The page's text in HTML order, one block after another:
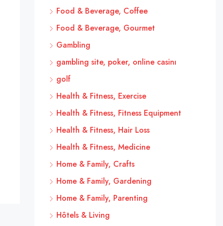
Food & Beverage, Coffee
Food & Beverage, Gourmet
Gambling
gambling site, poker, online casinı
golf
Health & Fitness, Exercise
Health & Fitness, Fitness Equipment
Health & Fitness, Hair Loss
Health & Fitness, Medicine
Home & Family, Crafts
Home & Family, Gardening
Home & Family, Parenting
Hôtels & Living